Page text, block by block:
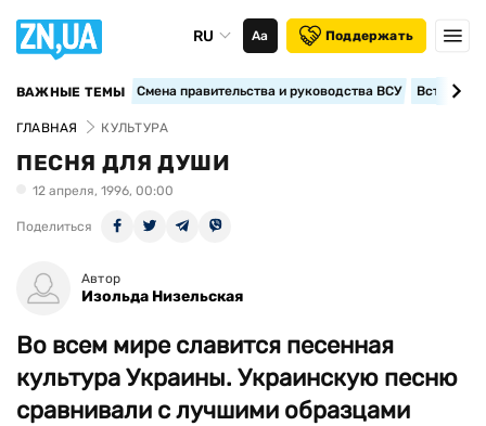
RU Аа Поддержать
ВАЖНЫЕ ТЕМЫ Смена правительства и руководства ВСУ
ГЛАВНАЯ КУЛЬТУРА
ПЕСНЯ ДЛЯ ДУШИ
12 апреля, 1996, 00:00
Поделиться
Автор
Изольда Низельская
Во всем мире славится песенная
культура Украины. Украинскую песню
сравнивали с лучшими образцами